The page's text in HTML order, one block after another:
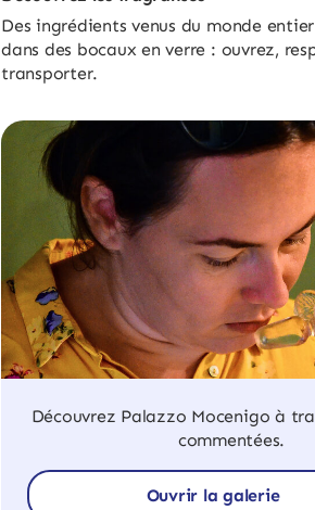
Des ingrédients venus du monde
dans des bocaux en verre : ouvrez,
transporter.
Découvrez Palazzo Mocenigo à
commentées.
Ouvrir la galerie